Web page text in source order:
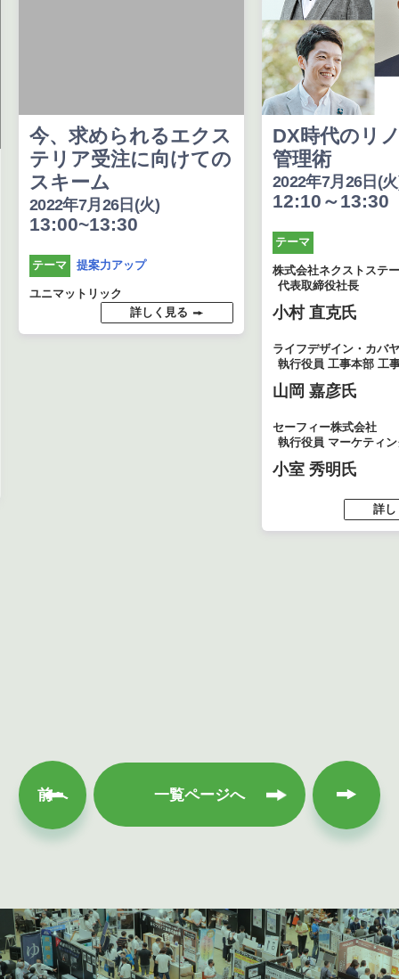
今、求められるエクス
テリア受注に向けての
スキーム
2022年7月26日(火)
13:00~13:30
テーマ 提案力アップ
ユニマットリック
詳しく見る
DX時代のリ
管理術
2022年7月26日(
12:10～13:30
テーマ
株式会社ネクストステ
代表取締役社長
小村 直克氏
ライフデザイン・カバ
執行役員 工事本部 工
山岡 嘉彦氏
セーフィー株式会社
執行役員 マーケティ
小室 秀明氏
詳
前へ 一覧ページへ
次へ